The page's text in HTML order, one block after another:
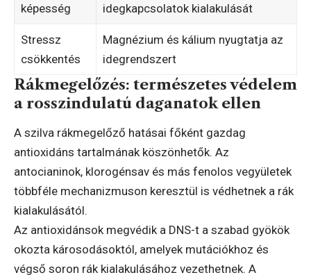
képesség
idegkapcsolatok kialakulását
Stressz
csökkentés
Magnézium és kálium nyugtatja az
idegrendszert
Rákmegelőzés: természetes védelem
a rosszindulatú daganatok ellen
A szilva rákmegelőző hatásai főként gazdag
antioxidáns tartalmának köszönhetők. Az
antocianinok, klorogénsav és más fenolos vegyületek
többféle mechanizmuson keresztül is védhetnek a rák
kialakulásától.
Az antioxidánsok megvédik a DNS-t a szabad gyökök
okozta károsodásoktól, amelyek mutációkhoz és
végső soron rák kialakulásához vezethetnek. A